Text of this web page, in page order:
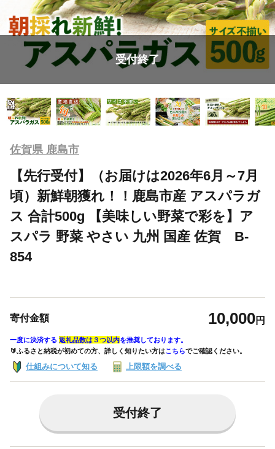
受付終了
佐賀県 鹿島市
【先行受付】（お届けは2026年6月～7月
頃）新鮮朝獲れ！！鹿島市産 アスパラガ
ス 合計500g 【美味しい野菜で彩を】ア
スパラ 野菜 やさい 九州 国産 佐賀 B-
854
寄付金額 10,000円
一度に決済する 返礼品数は３つ以内を推奨しております。
🔰ふるさと納税が初めての方、詳しく知りたい方はこちらでご確認ください。
仕組みについて知る 上限額を調べる
受付終了